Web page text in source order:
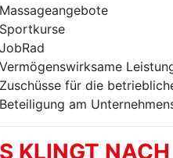
Massageangebote
Sportkurse
JobRad
Vermögenswirksame
Zuschüsse für die
Beteiligung am
KLINGT